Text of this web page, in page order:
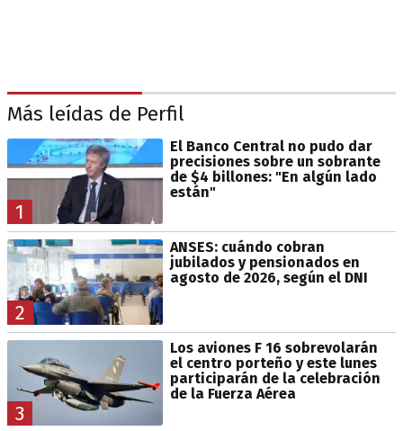
Más leídas de Perfil
1
El Banco Central no pudo dar
precisiones sobre un sobrante
de $4 billones: "En algún lado
están"
2
ANSES: cuándo cobran
jubilados y pensionados en
agosto de 2026, según el DNI
3
Los aviones F 16 sobrevolarán
el centro porteño y este lunes
participarán de la celebración
de la Fuerza Aérea